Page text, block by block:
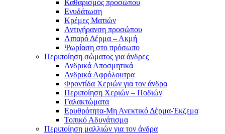
Καθαρισμός προσώπου
Ενυδάτωση
Κρέμες Ματιών
Αντιγήρανση προσώπου
Λιπαρό Δέρμα – Ακμή
Ψωρίαση στο πρόσωπο
Περιποίηση σώματος για άνδρες
Ανδρικά Αποσμητικά
Ανδρικά Αφρόλουτρα
Φροντίδα Χεριών για τον άνδρα
Περιποίηση Χεριών – Ποδιών
Γαλακτώματα
Ερυθρότητα-Μη Ανεκτικό Δέρμα-Έκζεμα
Τοπικό Αδυνάτισμα
Περιποίηση μαλλιών για τον άνδρα